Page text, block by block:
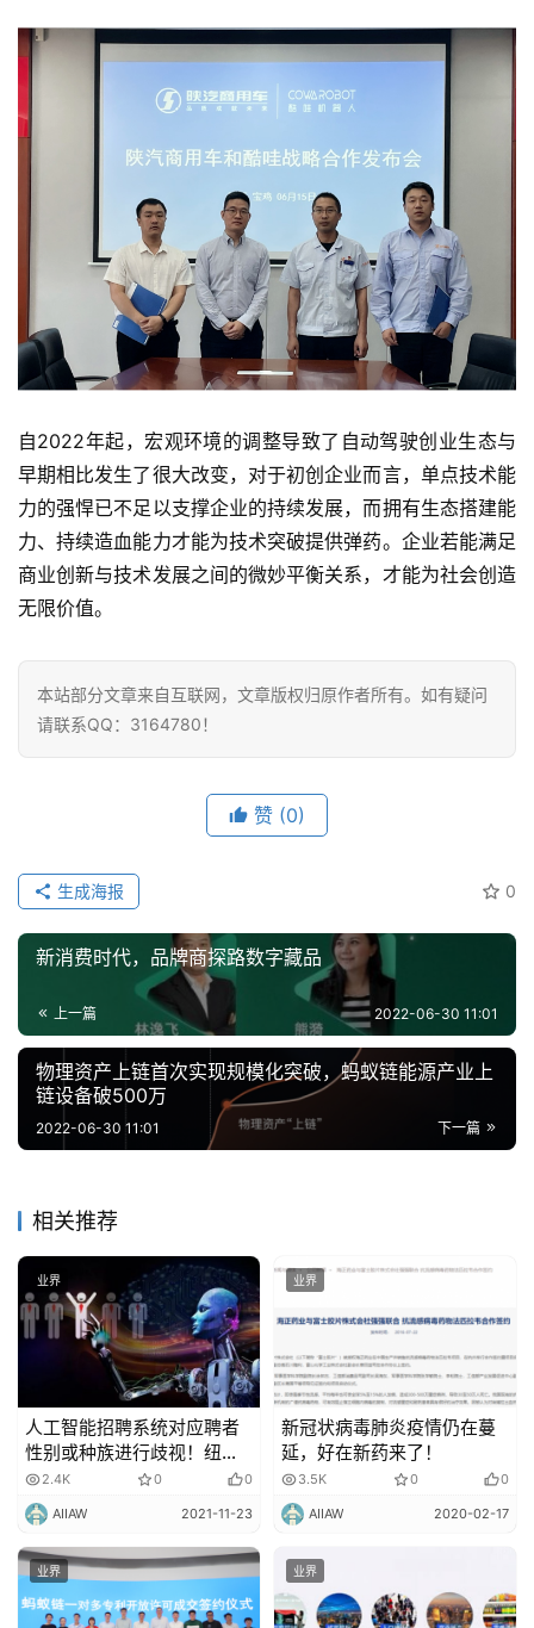
页
界
人
智
能
深
度
学
习
云
计
疗
智
驾
驶
智
慧
更
多
内
容
注册
自2022年起，宏观环境的调整导致了自动驾驶创业生态与
早期相比发生了很大改变，对于初创企业而言，单点技术能
力的强悍已不足以支撑企业的持续发展，而拥有生态搭建能
力、持续造血能力才能为技术突破提供弹药。企业若能满足
商业创新与技术发展之间的微妙平衡关系，才能为社会创造
无限价值。
本站部分文章来自互联网，文章版权归原作者所有。如有疑问
请联系QQ：3164780！
赞 (0)
0
生成海报
新消费时代，品牌商探路数字藏品
上一篇 2022-06-30 11:01
物理资产上链首次实现规模化突破，蚂蚁链能源产业上
链设备破500万
下一篇
2022-06-30 11:01
相关推荐
业界
人工智能招聘系统对应聘者
性别或种族进行歧视！纽约
立法进行监管！
2.4K 0 0
AIIAW 2021-11-23
业界
新冠状病毒肺炎疫情仍在蔓
延，好在新药来了！
3.5K 0 0
AIIAW 2020-02-17
业界 业界